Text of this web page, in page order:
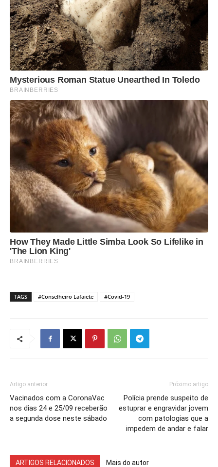
TAGS #Conselheiro Lafaiete #Covid-19
Artigo anterior
Vacinados com a CoronaVac
nos dias 24 e 25/09 receberão
a segunda dose neste sábado
Próximo artigo
Polícia prende suspeito de
estuprar e engravidar jovem
com patologias que a
impedem de andar e falar
ARTIGOS RELACIONADOS Mais do autor